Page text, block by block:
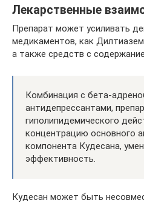
Лекарственные
Препарат может усиливать
медикаментов, как
а также средств с
Комбинация с бета-
антидепрессантами,
гиполипидемического
концентрацию основного
компонента Кудесана,
эффективность.
Кудесан может быть